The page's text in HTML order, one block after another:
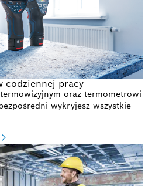
codziennej pracy
oraz termometrowi
wykryjesz wszystkie